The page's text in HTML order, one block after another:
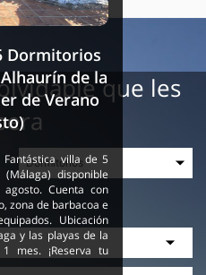
que les
Dormitorios
de la
de Verano
Fantástica villa de 5
disponible
Cuenta con
zona de barbacoa e
Ubicación
y las playas de la
mes. ¡Reserva tu